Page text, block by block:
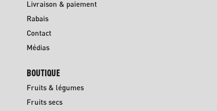
Livraison & paiement
Rabais
Contact
Médias
BOUTIQUE
Fruits & légumes
Fruits secs